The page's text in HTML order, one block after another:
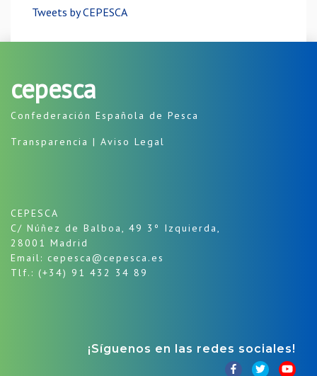
Tweets by CEPESCA
cepesca
Confederación Española de Pesca
Transparencia | Aviso Legal
CEPESCA
C/ Núñez de Balboa, 49 3º Izquierda,
28001 Madrid
Email: cepesca@cepesca.es
Tlf.: (+34) 91 432 34 89
¡Síguenos en las redes sociales!